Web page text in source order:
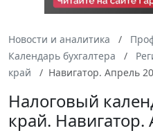
Новости и аналитика
Календарь бухгалтера
край
Навигатор. Апрель
Налоговый
край.